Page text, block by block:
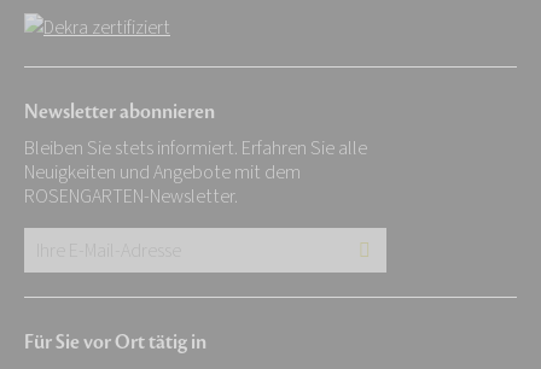
Newsletter abonnieren
Bleiben Sie stets informiert. Erfahren Sie alle
Neuigkeiten und Angebote mit dem
ROSENGARTEN-Newsletter.
Adresse:
Für Sie vor Ort tätig in